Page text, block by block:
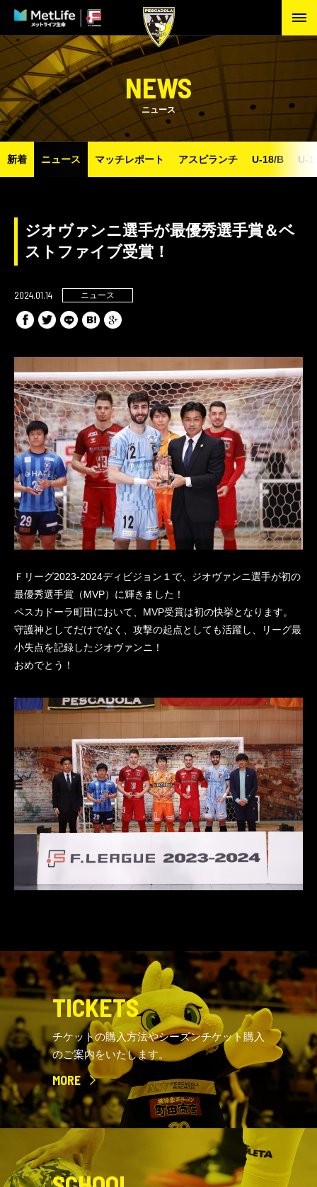
NEWS
ニュース
新着 ニュース マッチレポート アスピランチ U-18/B U-
ジオヴァンニ選手が最優秀選手賞＆ベ
ストファイブ受賞！
2024.01.14 ニュース
Ｆリーグ2023-2024ディビジョン１で、ジオヴァンニ選手が初の
最優秀選手賞（MVP）に輝きました！
ペスカドーラ町田において、MVP受賞は初の快挙となります。
守護神としてだけでなく、攻撃の起点としても活躍し、リーグ最
小失点を記録したジオヴァンニ！
おめでとう！
TICKETS
チケットの購入方法やシーズンチケット購入
のご案内をいたします。
MORE